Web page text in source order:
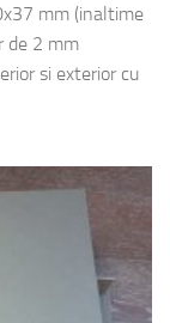
mm (inaltime
de 2 mm
si exterior cu